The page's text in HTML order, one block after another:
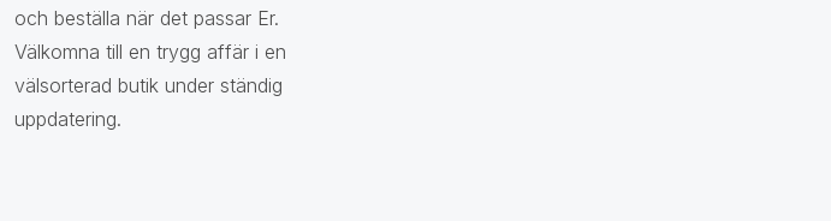
och beställa när det passar Er.
Välkomna till en trygg affär i en
välsorterad butik under ständig
uppdatering.